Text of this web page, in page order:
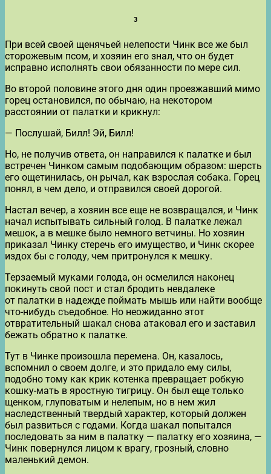
3
При всей своей щенячьей нелепости Чинк все же был
сторожевым псом, и хозяин его знал, что он будет
исправно исполнять свои обязанности по мере сил.
Во второй половине этого дня один проезжавший мимо
горец остановился, по обычаю, на некотором
расстоянии от палатки и крикнул:
— Послушай, Билл! Эй, Билл!
Но, не получив ответа, он направился к палатке и был
встречен Чинком самым подобающим образом: шерсть
его ощетинилась, он рычал, как взрослая собака. Горец
понял, в чем дело, и отправился своей дорогой.
Настал вечер, а хозяин все еще не возвращался, и Чинк
начал испытывать сильный голод. В палатке лежал
мешок, а в мешке было немного ветчины. Но хозяин
приказал Чинку стеречь его имущество, и Чинк скорее
издох бы с голоду, чем притронулся к мешку.
Терзаемый муками голода, он осмелился наконец
покинуть свой пост и стал бродить невдалеке
от палатки в надежде поймать мышь или найти вообще
что-нибудь съедобное. Но неожиданно этот
отвратительный шакал снова атаковал его и заставил
бежать обратно к палатке.
Тут в Чинке произошла перемена. Он, казалось,
вспомнил о своем долге, и это придало ему силы,
подобно тому как крик котенка превращает робкую
кошку-мать в яростную тигрицу. Он был еще только
щенком, глуповатым и нелепым, но в нем жил
наследственный твердый характер, который должен
был развиться с годами. Когда шакал попытался
последовать за ним в палатку — палатку его хозяина, —
Чинк повернулся лицом к врагу, грозный, словно
маленький демон.